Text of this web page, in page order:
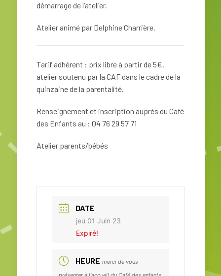
démarrage de l’atelier.
Atelier animé par Delphine Charrière.
Tarif adhérent : prix libre à partir de 5€.
atelier soutenu par la CAF dans le cadre de la
quinzaine de la parentalité.
Renseignement et inscription auprès du Café
des Enfants au : 04 76 29 57 71
Atelier parents/bébés
DATE
jeu 01 Juin 23
Expiré!
HEURE merci de vous